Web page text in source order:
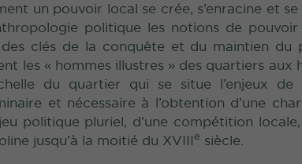
un pouvoir local se crée, s’enracine et
politique les notions de
des clés de la conquête et du maintien
les « hommes illustres » des quartiers aux
du quartier qui se situe l’enjeux
et nécessaire à l’obtention d’une
politique pluriel, d’une compétition
jusqu’à la moitié du XVIII e siècle.